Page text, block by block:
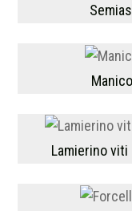
Lamierino